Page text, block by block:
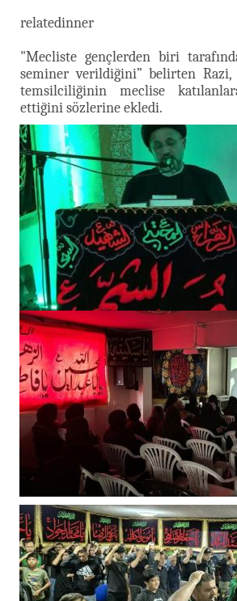
relatedinner
"Mecliste gençlerden biri
seminer verildiğini” belirten Razi,
temsilciliğinin meclise
ettiğini sözlerine ekledi.